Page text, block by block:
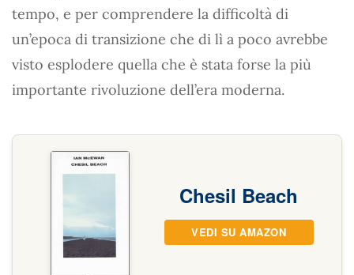
tempo, e per comprendere la difficoltà di
un’epoca di transizione che di lì a poco avrebbe
visto esplodere quella che è stata forse la più
importante rivoluzione dell’era moderna.
Chesil Beach
VEDI SU AMAZON